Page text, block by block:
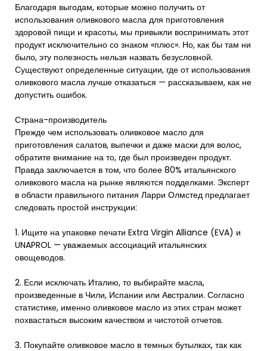
Благодаря выгодам, которые можно получить от
использования оливкового масла для приготовления
здоровой пищи и красоты, мы привыкли воспринимать этот
продукт исключительно со знаком «плюс». Но, как бы там ни
было, эту полезность нельзя назвать безусловной.
Существуют определенные ситуации, где от использования
оливкового масла лучше отказаться — рассказываем, как не
допустить ошибок.
Страна-производитель
Прежде чем использовать оливковое масло для
приготовления салатов, выпечки и даже маски для волос,
обратите внимание на то, где был произведен продукт.
Правда заключается в том, что более 80% итальянского
оливкового масла на рынке являются подделками. Эксперт
в области правильного питания Ларри Олмстед предлагает
следовать простой инструкции:
1. Ищите на упаковке печати Extra Virgin Alliance (EVA) и
UNAPROL — уважаемых ассоциаций итальянских
овощеводов.
2. Если исключать Италию, то выбирайте масла,
произведенные в Чили, Испании или Австралии. Согласно
статистике, именно оливковое масло из этих стран может
похвастаться высоким качеством и чистотой отчетов.
3. Покупайте оливковое масло в темных бутылках, так как